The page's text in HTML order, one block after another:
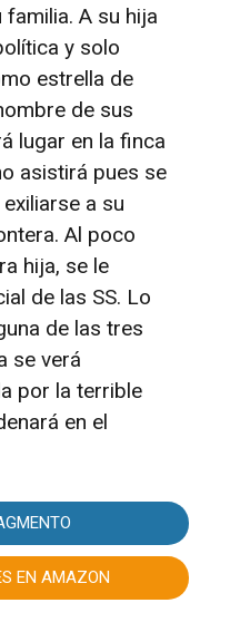
A su hija
y solo
estrella de
de sus
lugar en la finca
asistirá pues se
a su
Al poco
hija, se le
de las SS. Lo
de las tres
se verá
por la terrible
en el
EN AMAZON